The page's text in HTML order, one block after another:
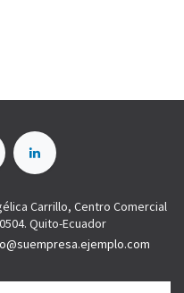
Carrillo, Centro Comercial
Quito-Ecuador